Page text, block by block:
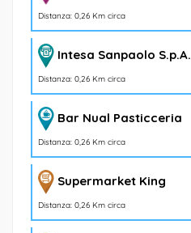
Distanza: 0,26 Km circa
Intesa Sanpaolo S.p.A.
Distanza: 0,26 Km circa
Bar Nual Pasticceria
Distanza: 0,26 Km circa
Supermarket King
Distanza: 0,26 Km circa